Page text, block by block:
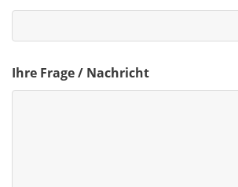
Ihre Frage / Nachricht